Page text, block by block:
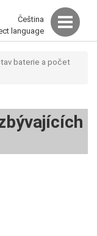
Čeština
language
baterie a počet